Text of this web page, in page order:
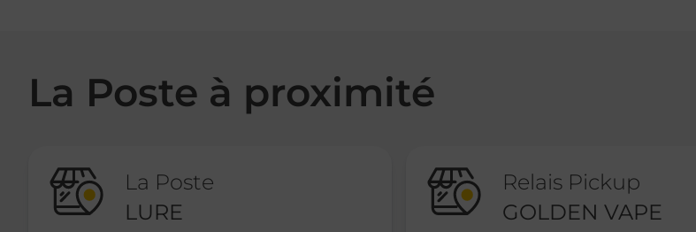
La Poste à proximité
La Poste
LURE
Relais Pickup
GOLDEN VAPE